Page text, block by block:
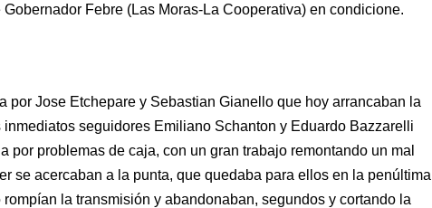
Febre (Las Moras-La Cooperativa) en condicione.
por Jose Etchepare y Sebastian Gianello que hoy arrancaban la
seguidores Emiliano Schanton y Eduardo Bazzarelli
por problemas de caja, con un gran trabajo remontando un mal
se acercaban a la punta, que quedaba para ellos en la penúltima
la transmisión y abandonaban, segundos y cortando la